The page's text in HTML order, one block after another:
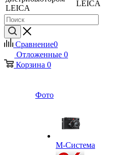
LEICA
Сравнение0
Отложенные 0
Корзина 0
Фото
M-Система